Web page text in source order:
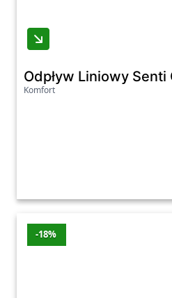
Odpływ Liniowy
Komfort
-18%